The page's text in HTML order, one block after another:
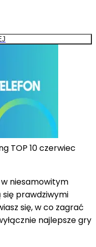
TOP 10 czerwiec
niesamowitym
prawdziwymi
się, w co zagrać
najlepsze gry